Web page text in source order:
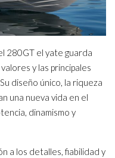
280GT el yate guarda
y las principales
diseño único, la riqueza
una nueva vida en el
dinamismo y
a los detalles, fiabilidad y